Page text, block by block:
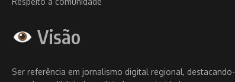
Visão
Ser referência em jornalismo digital regional, destacando-